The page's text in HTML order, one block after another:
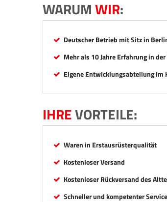
WARUMWIR:
Deutscher Betrieb mit Sitz in
Mehr als 10 Jahre Erfahrung in
Eigene Entwicklungsabteilung im
IHREVORTEILE:
Waren in Erstausrüsterqualität
Kostenloser Versand
Kostenloser Rückversand des
Schneller und kompetenter